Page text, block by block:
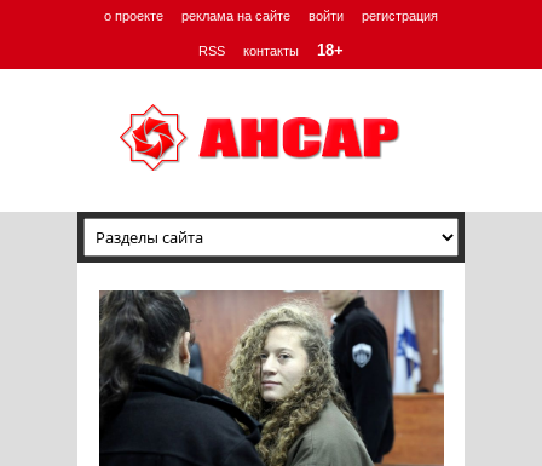
о проекте реклама на сайте войти регистрация
RSS контакты 18+